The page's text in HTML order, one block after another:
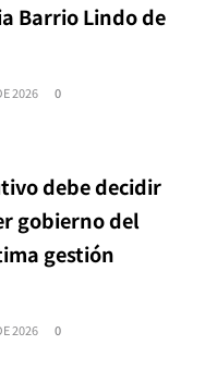
Barrio Lindo de
2026 0
debe decidir
gobierno del
gestión
2026 0